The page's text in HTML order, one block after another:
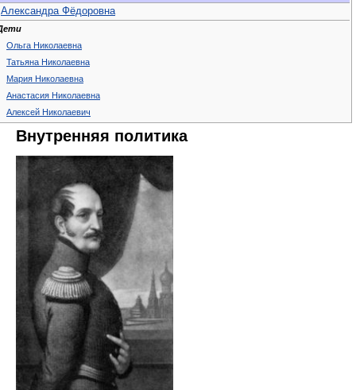
Александра Фёдоровна
Ольга Николаевна
Татьяна Николаевна
Мария Николаевна
Анастасия Николаевна
Алексей Николаевич
Внутренняя политика